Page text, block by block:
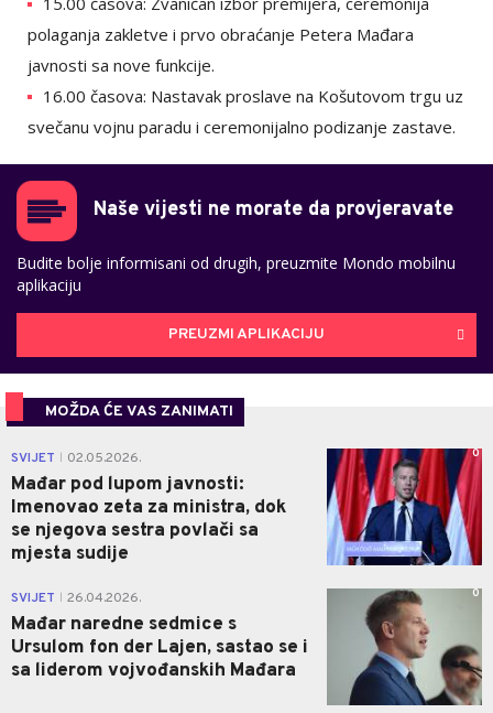
polaganja zakletve i prvo obraćanje Petera Mađara
javnosti sa nove funkcije.
16.00 časova: Nastavak proslave na Košutovom trgu uz
svečanu vojnu paradu i ceremonijalno podizanje zastave.
Naše vijesti ne morate da provjeravate
Budite bolje informisani od drugih, preuzmite Mondo mobilnu
aplikaciju
PREUZMI APLIKACIJU
MOŽDA ĆE VAS ZANIMATI
SVIJET 02.05.2026.
Mađar pod lupom javnosti:
Imenovao zeta za ministra, dok
se njegova sestra povlači sa
mjesta sudije
0
SVIJET 26.04.2026.
Mađar naredne sedmice s
Ursulom fon der Lajen, sastao se i
sa liderom vojvođanskih Mađara
0